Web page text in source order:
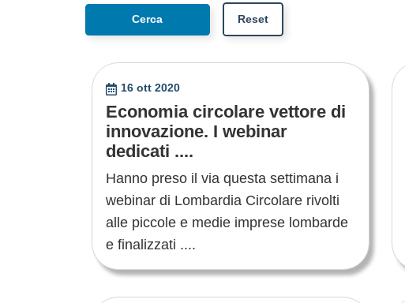
16 ott 2020
Economia circolare vettore di
innovazione. I webinar
dedicati ....
Hanno preso il via questa settimana i
webinar di Lombardia Circolare rivolti
alle piccole e medie imprese lombarde
e finalizzati ....